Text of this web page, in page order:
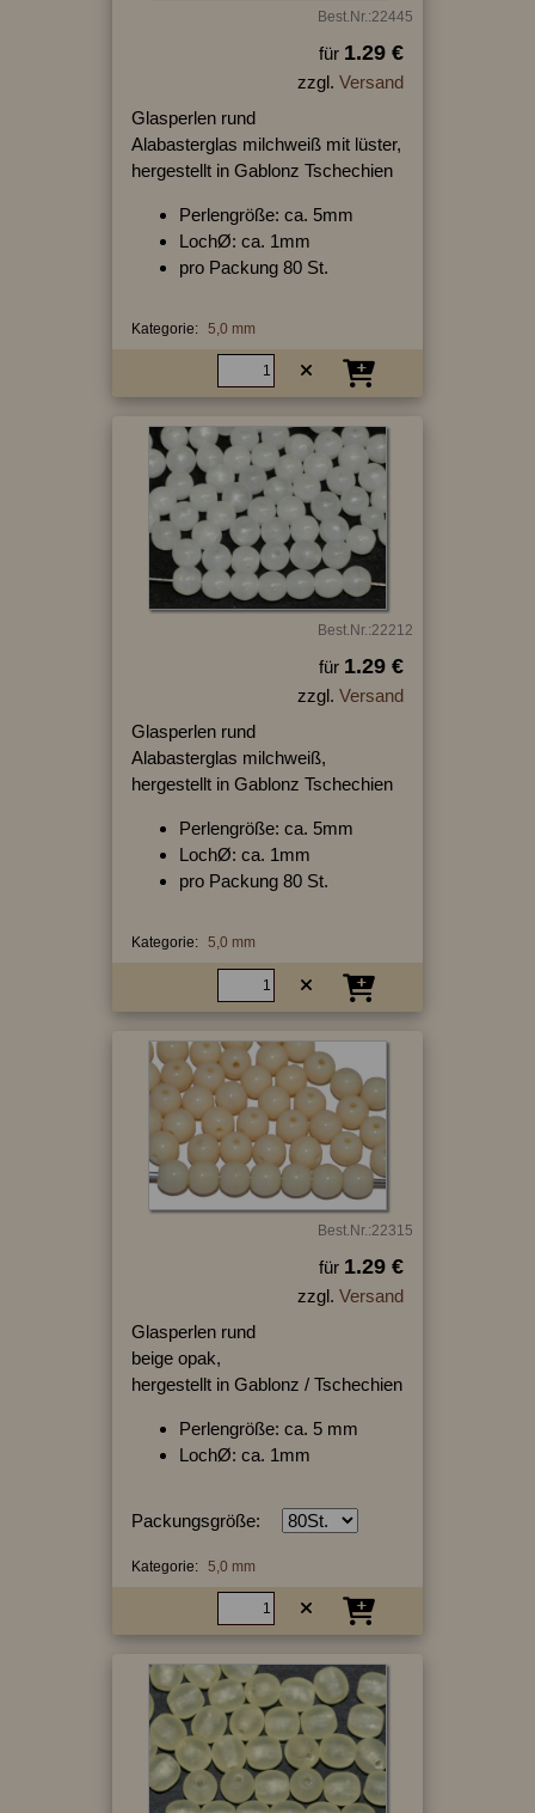
Best.Nr.:22445
für 1.29 €
zzgl. Versand
Glasperlen rund
Alabasterglas milchweiß mit lüster,
hergestellt in Gablonz Tschechien
Perlengröße: ca. 5mm
LochØ: ca. 1mm
pro Packung 80 St.
Kategorie: 5,0 mm
Best.Nr.:22212
für 1.29 €
zzgl. Versand
Glasperlen rund
Alabasterglas milchweiß,
hergestellt in Gablonz Tschechien
Perlengröße: ca. 5mm
LochØ: ca. 1mm
pro Packung 80 St.
Kategorie: 5,0 mm
Best.Nr.:22315
für 1.29 €
zzgl. Versand
Glasperlen rund
beige opak,
hergestellt in Gablonz / Tschechien
Perlengröße: ca. 5 mm
LochØ: ca. 1mm
Packungsgröße:
Kategorie: 5,0 mm